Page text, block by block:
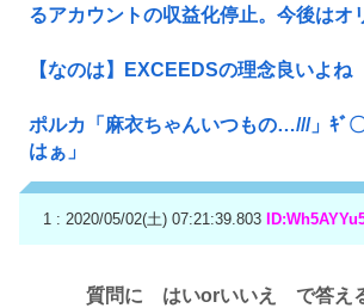
るアカウントの収益化停止。今後はオ
【なのは】EXCEEDSの理念良いよね
ポルカ「麻衣ちゃんいつもの…///」ｷﾞ
はぁ」
1 : 2020/05/02(土) 07:21:39.803
質問に はいorいいえ で答え